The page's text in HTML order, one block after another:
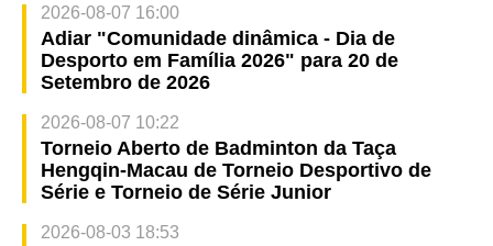
2026-08-07 16:00
Adiar "Comunidade dinâmica - Dia de
Desporto em Família 2026" para 20 de
Setembro de 2026
2026-08-07 10:22
Torneio Aberto de Badminton da Taça
Hengqin-Macau de Torneio Desportivo de
Série e Torneio de Série Junior
2026-08-03 18:53